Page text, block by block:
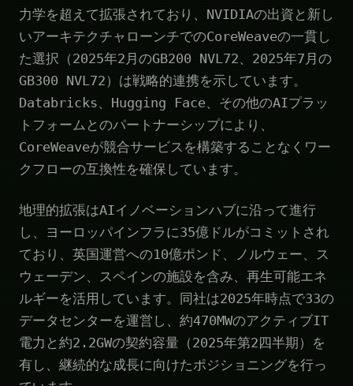
力学を超えて拡張されており、NVIDIAの出資と新し
いアーキテクチャローンチでのCoreWeaveの一貫し
た選択（2025年2月のGB200 NVL72、2025年7月の
GB300 NVL72）は戦略的連携を示しています。
Databricks、Hugging Face、その他のAIプラッ
トフォームとのパートナーシップにより、
CoreWeaveが競合サービスを構築することなくワー
クフローの互換性を確保しています。
地理的拡張はAIイノベーションハブに沿って進行
し、ヨーロッパインフラに35億ドルがコミットされ
ており、英国運営への10億ポンド、ノルウェー、ス
ウェーデン、スペインの施設を含み、再生可能エネ
ルギーを活用しています。同社は2025年時点で33の
データセンターを運営し、約470MWのアクティブIT
電力と約2.2GWの契約容量（2025年第2四半期）を
有し、継続的な成長に向けたポジショニングを行っ